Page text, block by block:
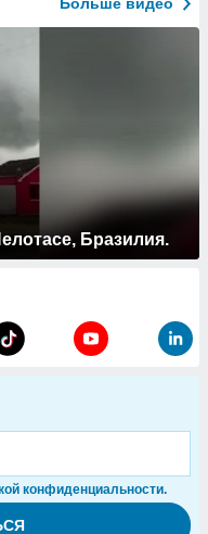
Бразилия.
конфиденциальности.